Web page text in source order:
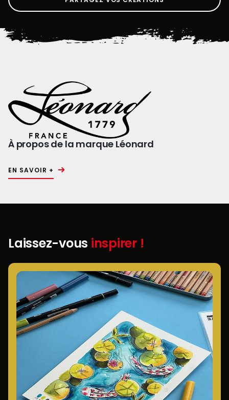
À propos de la marque Léonard
EN SAVOIR +
Laissez-vous inspirer !